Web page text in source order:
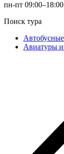
пн-пт
Поиск тура
Авиатуры и